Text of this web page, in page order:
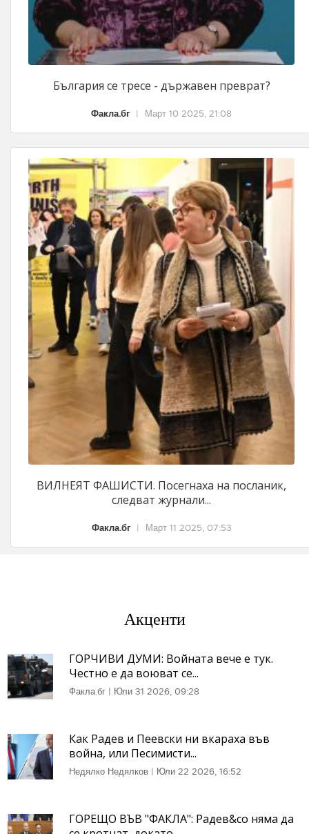
България се тресе - държавен преврат?
Факла.бг Март 10 2025, 21:08
ВИЛНЕЯТ ФАШИСТИ. Посегнаха на посланик,
следват журнали...
Факла.бг Март 11 2025, 07:53
Акценти
ГОРЧИВИ ДУМИ: Войната вече е тук.
Честно е да воюват се...
Факла.бг | Юли 31 2026, 09:28
Как Радев и Пеевски ни вкараха във
война, или Песимисти...
Недялко Недялков | Юли 22 2026, 16:52
ГОРЕЩО ВЪВ "ФАКЛА": Радев&co няма да